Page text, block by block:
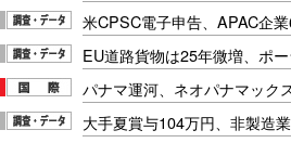
米CPSC電子申告、APAC企
EU道路貨物は25年微増、ポ
パナマ運河、ネオパナマック
大手夏賞与104万円、非製造